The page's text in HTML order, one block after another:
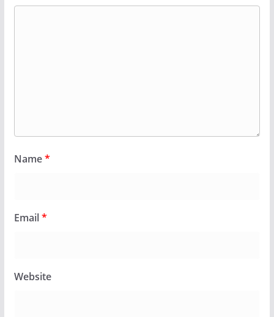
Name*
Email*
Website